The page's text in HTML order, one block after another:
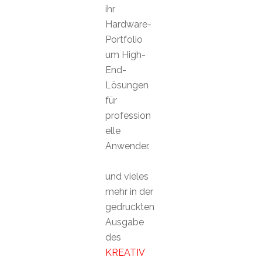
ihr
Hardware-
Portfolio
um High-
End-
Lösungen
für
profession
elle
Anwender.
und vieles
mehr in der
gedruckten
Ausgabe
des
KREATIV